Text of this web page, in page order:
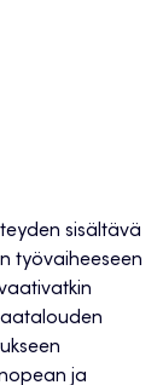
sisältävä
työvaiheeseen
ja